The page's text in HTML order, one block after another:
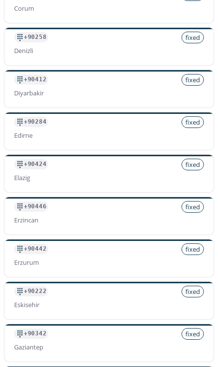
Corum
+90258
fixed
Denizli
+90412
fixed
Diyarbakir
+90284
fixed
Edirne
+90424
fixed
Elazig
+90446
fixed
Erzincan
+90442
fixed
Erzurum
+90222
fixed
Eskisehir
+90342
fixed
Gaziantep